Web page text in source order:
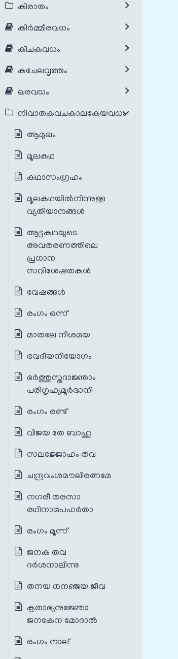
കിരാതം
കിർമ്മീരവധം
കീചകവധം
കുചേലവൃത്തം
ഖരവധം
നിവാതകവചകാലകേയവധം
ആമുഖം
മൂലകഥ
കഥാസംഗ്രഹം
മൂലകഥയില്‍നിന്നുള്ള
വ്യതിയാനങ്ങൾ‍
ആട്ടകഥയുടെ
അവതരണത്തിലെ
പ്രധാന
സവിശേഷതകൾ‍
വേഷങ്ങൾ
രംഗം ഒന്ന്
മാതലേ നിശമയ
ഭവദീയനിയോഗം
ഭർത്തുസ്തദാജ്ഞാം
പരിഗൃഹ്യമൂർദ്ധനി
രംഗം രണ്ട്
വിജയ തേ ബാഹു
സലജ്ജോഹം തവ
ചന്ദ്രവംശമൗലിരത്നമേ
നഗരീ തരസാ
രഥിനാമപഹര്‍താ
രംഗം മൂന്ന്
ജനക തവ
ദർശനാലിന്നു
തനയ ധനഞ്ജയ ജീവ
കൃതാഭ്യനുജ്ഞോ
ജനകേന മോദാൽ
രംഗം നാല്